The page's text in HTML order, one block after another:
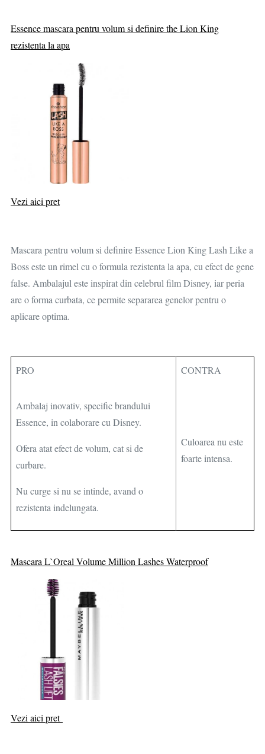
Essence mascara pentru volum si definire the Lion King
rezistenta la apa
Vezi aici pret
Mascara pentru volum si definire Essence Lion King Lash Like a
Boss este un rimel cu o formula rezistenta la apa, cu efect de gene
false. Ambalajul este inspirat din celebrul film Disney, iar peria
are o forma curbata, ce permite separarea genelor pentru o
aplicare optima.
PRO CONTRA
Ambalaj inovativ, specific brandului
Essence, in colaborare cu Disney.
Ofera atat efect de volum, cat si de
curbare.
Nu curge si nu se intinde, avand o
rezistenta indelungata.
Culoarea nu este
foarte intensa.
Mascara L`Oreal Volume Million Lashes Waterproof
Vezi aici pret